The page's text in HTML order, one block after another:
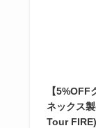
【
ネックス
Tour